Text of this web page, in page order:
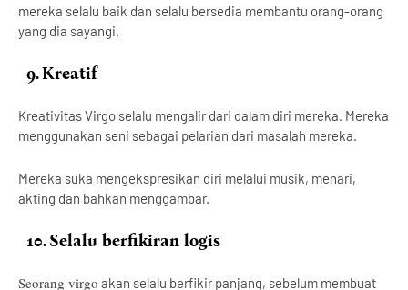
mereka selalu baik dan selalu bersedia membantu orang-orang
yang dia sayangi.
9.Kreatif
Kreativitas Virgo selalu mengalir dari dalam diri mereka. Mereka
menggunakan seni sebagai pelarian dari masalah mereka.
Mereka suka mengekspresikan diri melalui musik, menari,
akting dan bahkan menggambar.
10.Selalu berfikiran logis
Seorang virgo akan selalu berfikir panjang, sebelum membuat